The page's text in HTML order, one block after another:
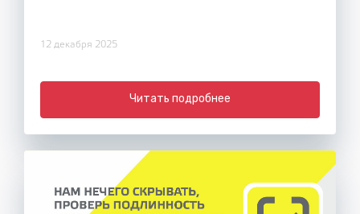
12 декабря 2025
Читать подробнее